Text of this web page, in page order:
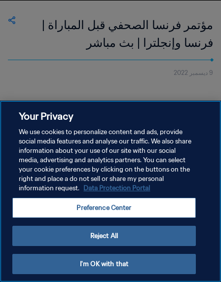
مؤتمر فرنسا الصحفي قبل المباراة |
فرنسا وإنجلترا | بث مباشر
9 ديسمبر 2022
سياسة الخصوصية
شروط الخدمة
إدارة تفضيلات ملفات تعريف الارتباط
Your Privacy
We use cookies to personalize content and ads, provide
social media features and analyse our traffic. We also share
information about your use of our site with our social
media, advertising and analytics partners. You can select
your cookie preferences by clicking on the buttons on the
right and place a do not sell or share my personal
information request. Data Protection Portal
Preference Center
Reject All
I'm OK with that